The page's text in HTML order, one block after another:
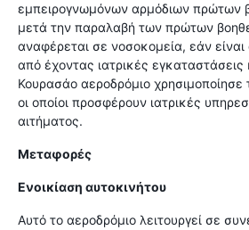
εμπειρογνωμόνων αρμόδιων πρώτων
μετά την παραλαβή των πρώτων
αναφέρεται σε νοσοκομεία, εάν
από έχοντας ιατρικές
Κουρασάο αεροδρόμιο χρησιμοποίησε
οι οποίοι προσφέρουν ιατρικές
αιτήματος.
Μεταφορές
Ενοικίαση αυτοκινήτου
Αυτό το αεροδρόμιο λειτουργεί σε